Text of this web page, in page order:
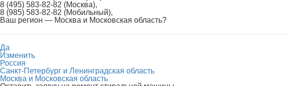
8 (495) 583-82-82 (Москва),
8 (985) 583-82-82 (Мобильный),
Ваш регион — Москва и Московская область?
Да
Изменить
Россия
Санкт-Петербург и Ленинградская область
Москва и Московская область